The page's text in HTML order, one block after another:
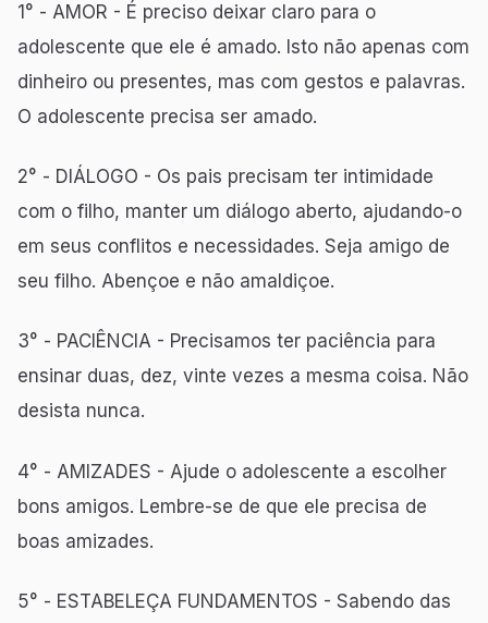
1° - AMOR - É preciso deixar claro para o
adolescente que ele é amado. Isto não apenas com
dinheiro ou presentes, mas com gestos e palavras.
O adolescente precisa ser amado.
2° - DIÁLOGO - Os pais precisam ter intimidade
com o filho, manter um diálogo aberto, ajudando-o
em seus conflitos e necessidades. Seja amigo de
seu filho. Abençoe e não amaldiçoe.
3° - PACIÊNCIA - Precisamos ter paciência para
ensinar duas, dez, vinte vezes a mesma coisa. Não
desista nunca.
4° - AMIZADES - Ajude o adolescente a escolher
bons amigos. Lembre-se de que ele precisa de
boas amizades.
5° - ESTABELEÇA FUNDAMENTOS - Sabendo das